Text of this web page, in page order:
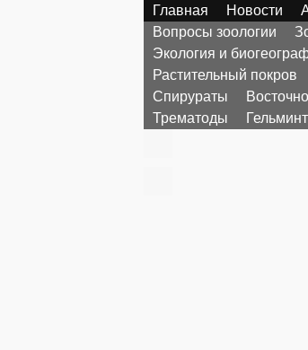
Главная Новости
Вопросы зоологии
Экология и
Растительный покров
Спирураты
Трематоды